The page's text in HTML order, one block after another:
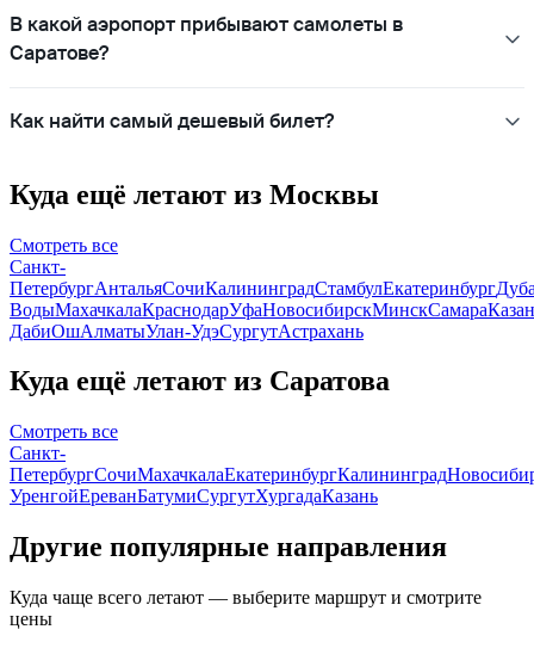
В какой аэропорт прибывают самолеты в
Саратове?
Как найти самый дешевый билет?
Куда ещё летают из Москвы
Смотреть все
Санкт-
ПетербургАнтальяСочиКалининградСтамбулЕкатеринбург
ВодыМахачкалаКраснодарУфаНовосибирскМинскСамара
ДабиОшАлматыУлан-УдэСургутАстрахань
Куда ещё летают из Саратова
Смотреть все
Санкт-
ПетербургСочиМахачкалаЕкатеринбургКалининград
УренгойЕреванБатумиСургутХургадаКазань
Другие популярные направления
Куда чаще всего летают — выберите маршрут и смотрите
цены